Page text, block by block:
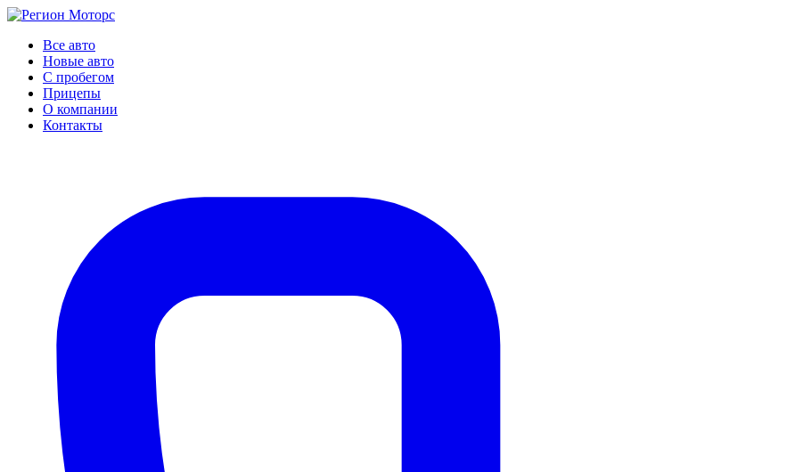
Все авто
Новые авто
С пробегом
Прицепы
О компании
Контакты